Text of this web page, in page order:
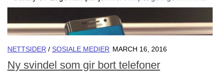
NETTSIDER / SOSIALE MEDIER MARCH 16, 2016
Ny svindel som gir bort telefoner